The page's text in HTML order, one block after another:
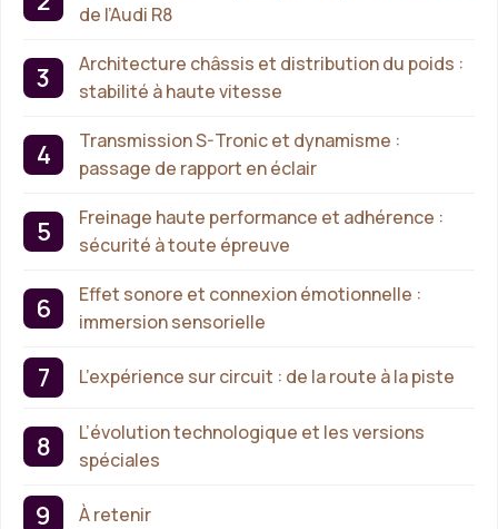
de l’Audi R8
Architecture châssis et distribution du poids :
stabilité à haute vitesse
Transmission S-Tronic et dynamisme :
passage de rapport en éclair
Freinage haute performance et adhérence :
sécurité à toute épreuve
Effet sonore et connexion émotionnelle :
immersion sensorielle
L’expérience sur circuit : de la route à la piste
L’évolution technologique et les versions
spéciales
À retenir